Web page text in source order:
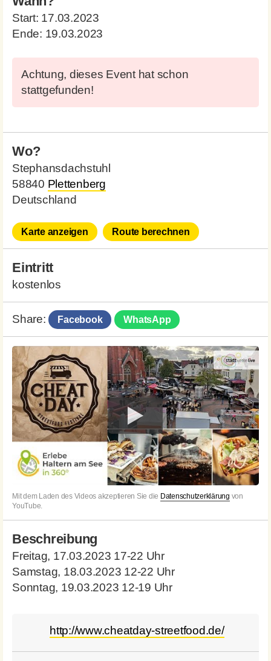
Start: 17.03.2023
Ende: 19.03.2023
Achtung, dieses Event hat schon
stattgefunden!
Wo?
Stephansdachstuhl
58840 Plettenberg
Deutschland
Karte anzeigen Route berechnen
Eintritt
kostenlos
Share: Facebook WhatsApp
Mit dem Laden des Videos akzeptieren Sie die Datenschutzerklärung von
YouTube.
Beschreibung
Freitag, 17.03.2023 17-22 Uhr
Samstag, 18.03.2023 12-22 Uhr
Sonntag, 19.03.2023 12-19 Uhr
http://www.cheatday-streetfood.de/